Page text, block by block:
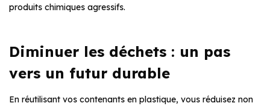
produits chimiques agressifs.
Diminuer les déchets : un pas
vers un futur durable
En réutilisant vos contenants en plastique, vous réduisez non